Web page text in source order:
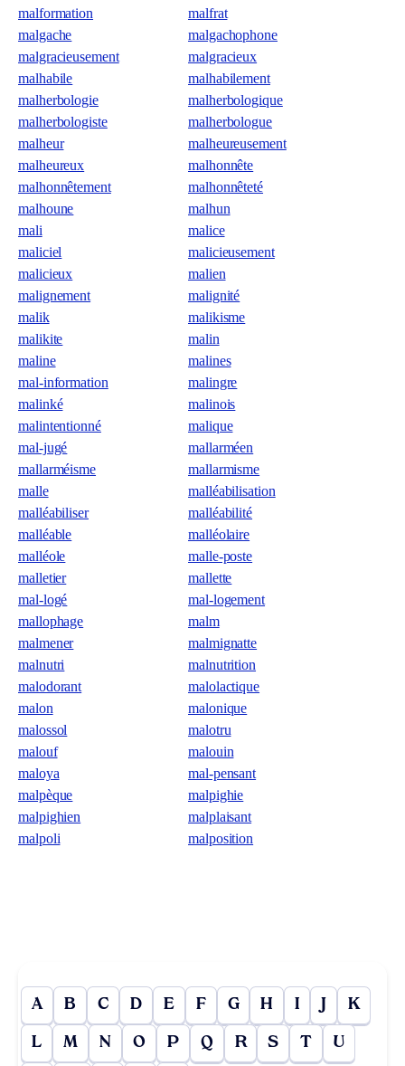
malformation
malfrat
malgache
malgachophone
malgracieusement
malgracieux
malhabile
malhabilement
malherbologie
malherbologique
malherbologiste
malherbologue
malheur
malheureusement
malheureux
malhonnête
malhonnêtement
malhonnêteté
malhoune
malhun
mali
malice
maliciel
malicieusement
malicieux
malien
malignement
malignité
malik
malikisme
malikite
malin
maline
malines
mal-information
malingre
malinké
malinois
malintentionné
malique
mal-jugé
mallarméen
mallarméisme
mallarmisme
malle
malléabilisation
malléabiliser
malléabilité
malléable
malléolaire
malléole
malle-poste
malletier
mallette
mal-logé
mal-logement
mallophage
malm
malmener
malmignatte
malnutri
malnutrition
malodorant
malolactique
malon
malonique
malossol
malotru
malouf
malouin
maloya
mal-pensant
malpèque
malpighie
malpighien
malplaisant
malpoli
malposition
A B C D E F G H I J K
L M N O P Q R S T U